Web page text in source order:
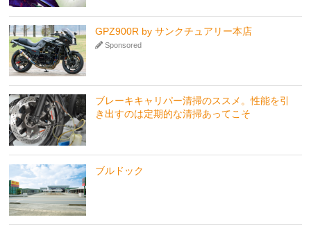
GPZ900R by サンクチュアリー本店
Sponsored
ブレーキキャリパー清掃のススメ。性能を引
き出すのは定期的な清掃あってこそ
ブルドック